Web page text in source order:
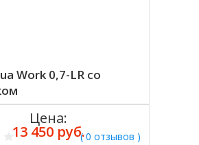
Work 0,7-LR со
( 0 отзывов )
Цена:
13 450 руб.